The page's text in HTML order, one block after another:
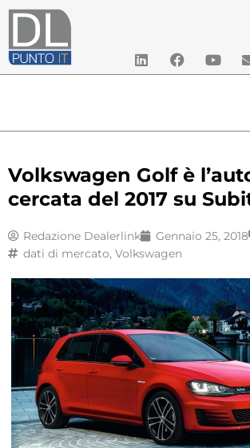
Volkswagen Golf è
cercata del 2017 su
Redazione Dealerlink Gennaio 25, 2018
dati di mercato, Volkswagen